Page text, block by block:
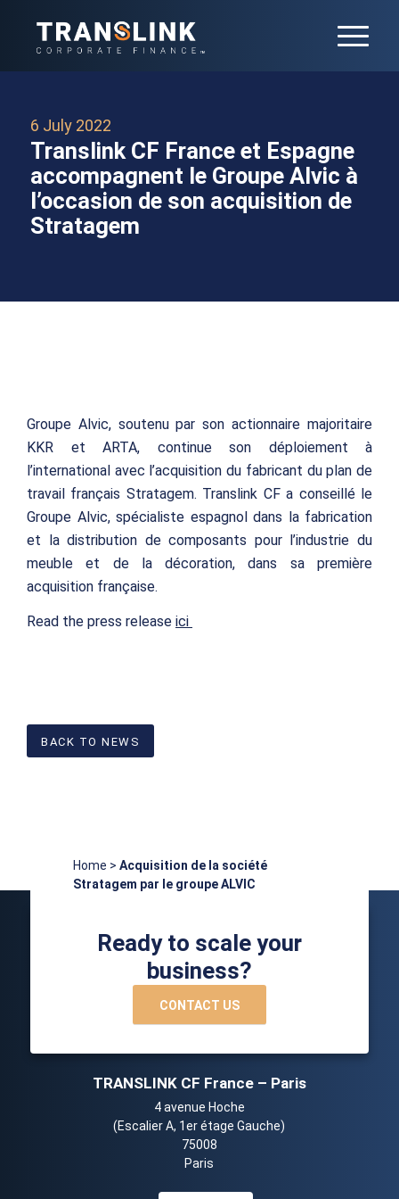
6 July 2022
Translink CF France et Espagne
accompagnent le Groupe Alvic à
l’occasion de son acquisition de
Stratagem
Groupe Alvic, soutenu par son actionnaire majoritaire
KKR et ARTA, continue son déploiement à
l’international avec l’acquisition du fabricant du plan de
travail français Stratagem. Translink CF a conseillé le
Groupe Alvic, spécialiste espagnol dans la fabrication
et la distribution de composants pour l’industrie du
meuble et de la décoration, dans sa première
acquisition française.
Read the press release ici
BACK TO NEWS
Home > Acquisition de la société
Stratagem par le groupe ALVIC
Ready to scale your
business?
CONTACT US
TRANSLINK CF France – Paris
4 avenue Hoche
(Escalier A, 1er étage Gauche)
75008
Paris